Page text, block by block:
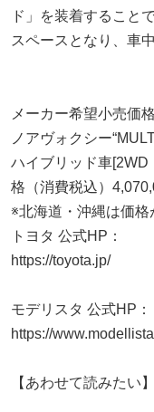
ド」を装着すること
スペースとなり、車
メーカー希望小売価格
ノアヴォクシー
ハイブリッド車[2WD
格（消費税込）
※北海道・沖縄は価格
トヨタ 公式HP：
https://toyota.jp/
モデリスタ 公式HP：
https://
【あわせて読みたい】